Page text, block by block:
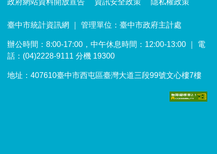
政府網站資料開放宣告 資訊安全政策 隱私權政策
臺中市統計資訊網 ｜ 管理單位：臺中市政府主計處
辦公時間：8:00-17:00，中午休息時間：12:00-13:00 ｜ 電
話：(04)2228-9111 分機 19300
地址：407610臺中市西屯區臺灣大道三段99號文心樓7樓